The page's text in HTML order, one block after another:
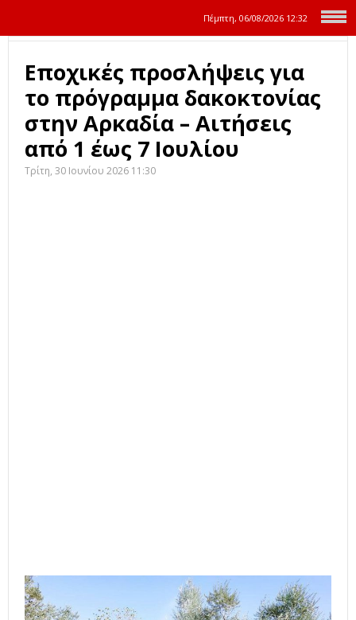
Πέμπτη, 06/08/2026 12:32
Εποχικές προσλήψεις για
το πρόγραμμα δακοκτονίας
στην Αρκαδία – Αιτήσεις
από 1 έως 7 Ιουλίου
Τρίτη, 30 Ιουνίου 2026 11:30